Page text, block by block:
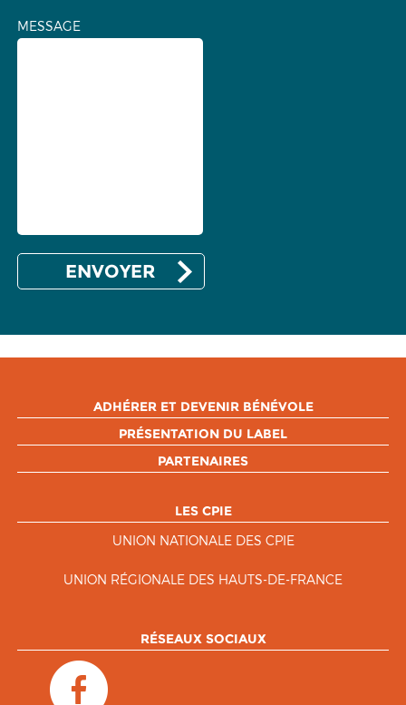
MESSAGE
ADHÉRER ET DEVENIR BÉNÉVOLE
PRÉSENTATION DU LABEL
PARTENAIRES
LES CPIE
UNION NATIONALE DES CPIE
UNION RÉGIONALE DES HAUTS-DE-FRANCE
RÉSEAUX SOCIAUX